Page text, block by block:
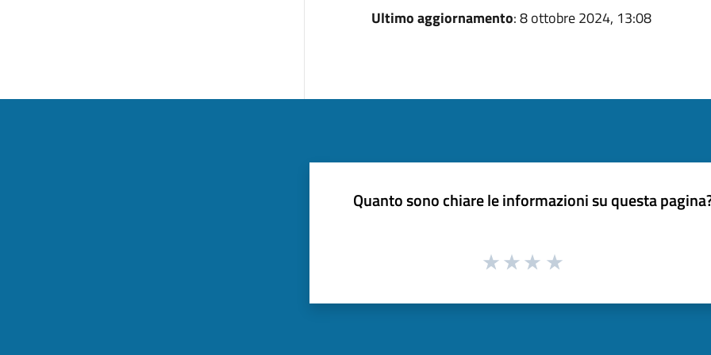
Ultimo aggiornamento: 8 ottobre 2024, 13:08
Quanto sono chiare le informazioni su questa